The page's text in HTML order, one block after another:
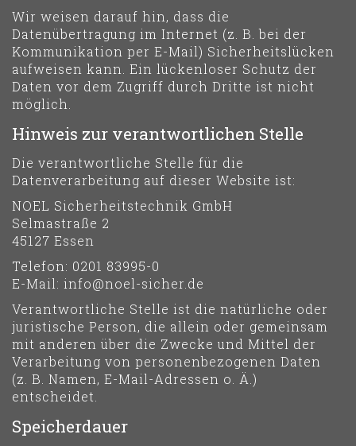
Wir weisen darauf hin, dass die
Datenübertragung im Internet (z. B. bei der
Kommunikation per E-Mail) Sicherheitslücken
aufweisen kann. Ein lückenloser Schutz der
Daten vor dem Zugriff durch Dritte ist nicht
möglich.
Hinweis zur verantwortlichen Stelle
Die verantwortliche Stelle für die
Datenverarbeitung auf dieser Website ist:
NOEL Sicherheitstechnik GmbH
Selmastraße 2
45127 Essen
Telefon: 0201 83995-0
E-Mail: info@noel-sicher.de
Verantwortliche Stelle ist die natürliche oder
juristische Person, die allein oder gemeinsam
mit anderen über die Zwecke und Mittel der
Verarbeitung von personenbezogenen Daten
(z. B. Namen, E-Mail-Adressen o. Ä.)
entscheidet.
Speicherdauer